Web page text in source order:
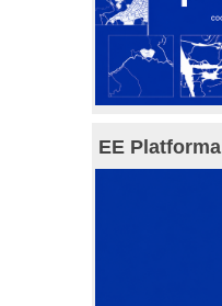
EE Platforma